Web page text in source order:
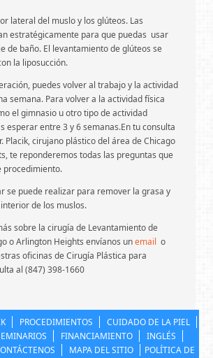
lateral del muslo y los glúteos. Las
estratégicamente para que puedas usar
de baño. El levantamiento de glúteos se
la liposucción.
puedes volver al trabajo y la actividad
semana. Para volver a la actividad física
el gimnasio u otro tipo de actividad
esperar entre 3 y 6 semanas.En tu consulta
Placik, cirujano plástico del área de Chicago
te reponderemos todas las preguntas que
procedimiento.
se puede realizar para remover la grasa y
de los muslos.
sobre la cirugía de Levantamiento de
o Arlington Heights envíanos unemail o
oficinas de Cirugía Plástica para
al (847) 398-1660
PROCEDIMIENTOS
CUIDADO DE LA PIEL
FINANCIAMIENTO
INGLÉS
MAPA DEL SITIO POLÍTICA DE